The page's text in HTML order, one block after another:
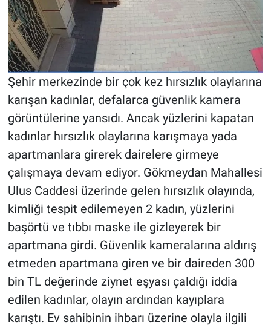
Şehir merkezinde bir çok kez hırsızlık olaylarına
karışan kadınlar, defalarca güvenlik kamera
görüntülerine yansıdı. Ancak yüzlerini kapatan
kadınlar hırsızlık olaylarına karışmaya yada
apartmanlara girerek dairelere girmeye
çalışmaya devam ediyor. Gökmeydan Mahallesi
Ulus Caddesi üzerinde gelen hırsızlık olayında,
kimliği tespit edilemeyen 2 kadın, yüzlerini
başörtü ve tıbbı maske ile gizleyerek bir
apartmana girdi. Güvenlik kameralarına aldırış
etmeden apartmana giren ve bir daireden 300
bin TL değerinde ziynet eşyası çaldığı iddia
edilen kadınlar, olayın ardından kayıplara
karıştı. Ev sahibinin ihbarı üzerine olayla ilgili